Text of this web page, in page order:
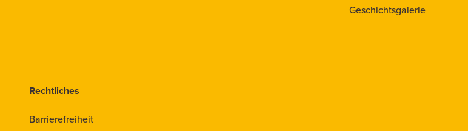
Geschichtsgalerie
Rechtliches
Barrierefreiheit